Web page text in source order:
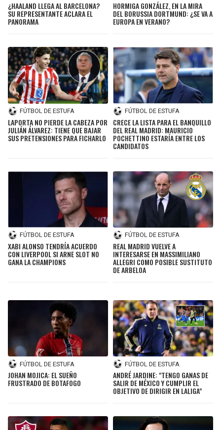
¿HAALAND LLEGA AL BARCELONA?
SU REPRESENTANTE ACLARA EL
PANORAMA
HORMIGA GONZÁLEZ, EN LA MIRA
DEL BORUSSIA DORTMUND: ¿SE VA A
EUROPA EN VERANO?
FÚTBOL DE ESTUFA
LAPORTA NO PIERDE LA CABEZA POR
JULIÁN ÁLVAREZ: TIENE QUE BAJAR
SUS PRETENSIONES PARA FICHARLO
FÚTBOL DE ESTUFA
CRECE LA LISTA PARA EL BANQUILLO
DEL REAL MADRID: MAURICIO
POCHETTINO ESTARÍA ENTRE LOS
CANDIDATOS
FÚTBOL DE ESTUFA
XABI ALONSO TENDRÍA ACUERDO
CON LIVERPOOL SI ARNE SLOT NO
GANA LA CHAMPIONS
FÚTBOL DE ESTUFA
REAL MADRID VUELVE A
INTERESARSE EN MASSIMILIANO
ALLEGRI COMO POSIBLE SUSTITUTO
DE ARBELOA
FÚTBOL DE ESTUFA
JOHAN MOJICA: EL SUEÑO
FRUSTRADO DE BOTAFOGO
FÚTBOL DE ESTUFA
ANDRÉ JARDINE: "TENGO GANAS DE
SALIR DE MÉXICO Y CUMPLIR EL
OBJETIVO DE DIRIGIR EN LALIGA"